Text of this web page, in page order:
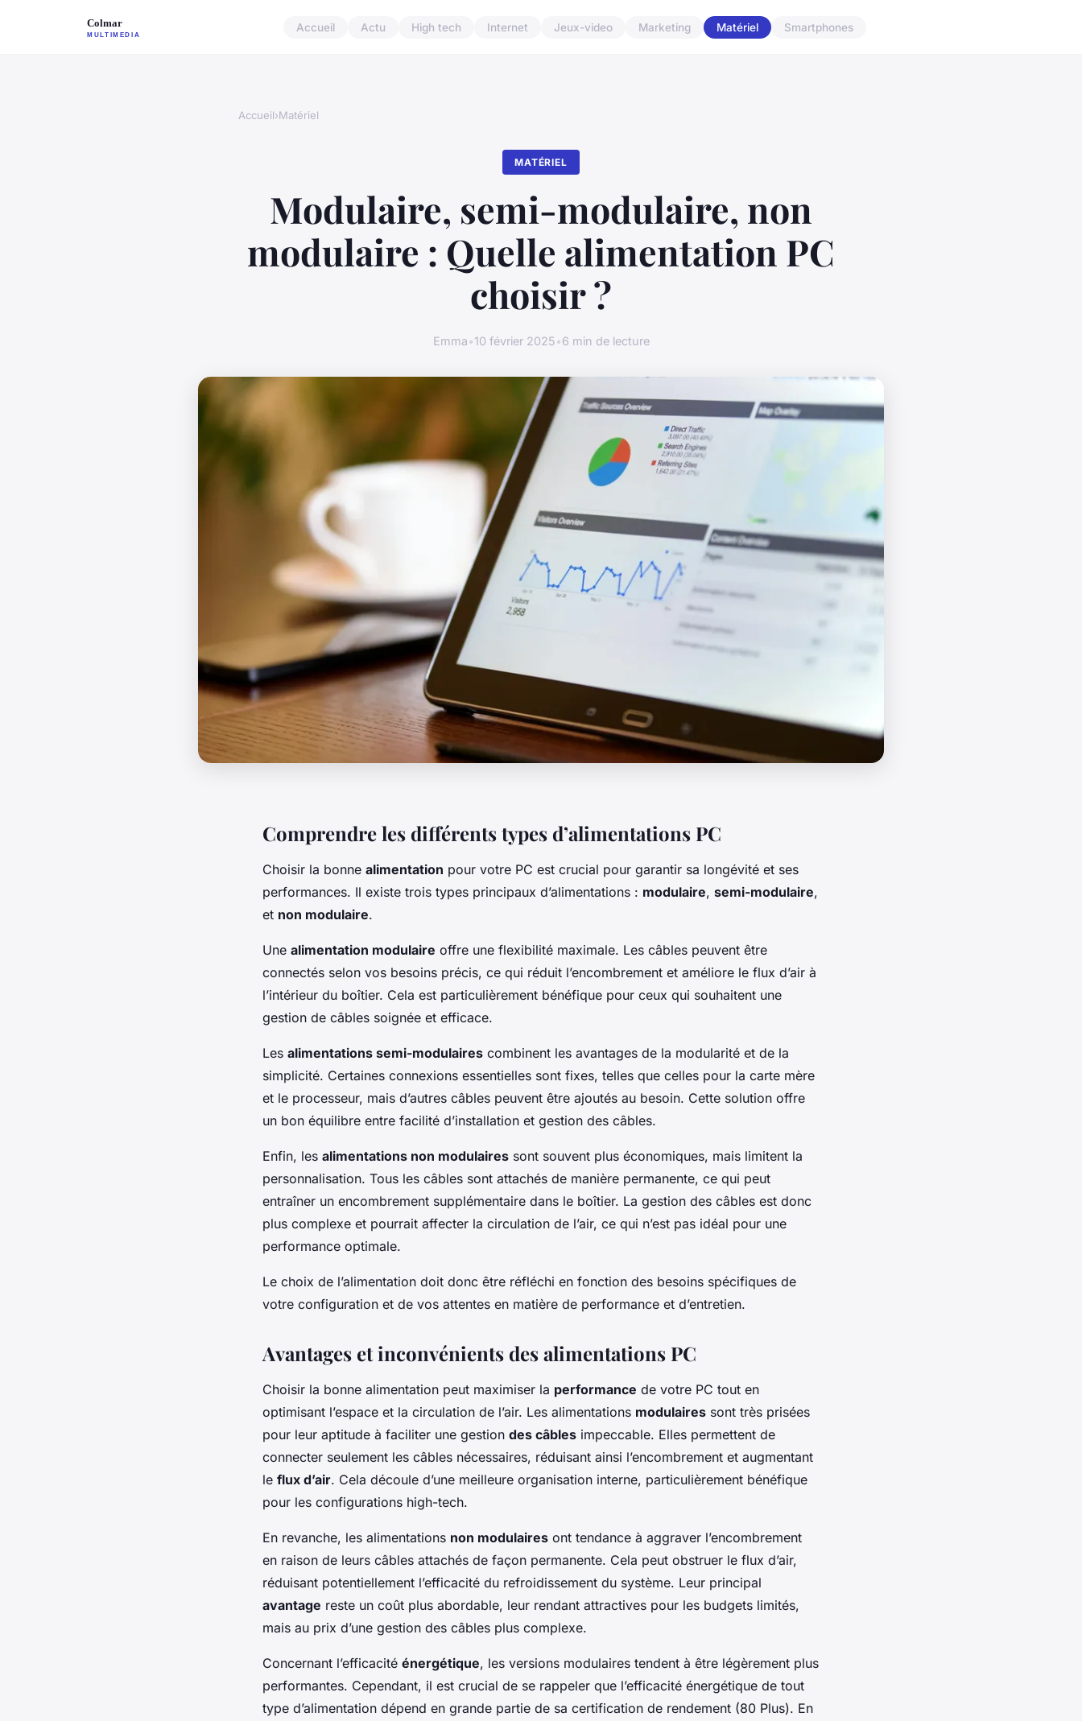
Accueil Actu High tech Internet Jeux-video Marketing Matériel Smartphones
Accueil›Matériel
MATÉRIEL
Modulaire, semi-modulaire, non
modulaire : Quelle alimentation PC
choisir ?
Emma•10 février 2025•6 min de lecture
Comprendre les différents types d’alimentations PC
Choisir la bonne alimentation pour votre PC est crucial pour garantir sa longévité et ses
performances. Il existe trois types principaux d’alimentations : modulaire, semi-modulaire,
et non modulaire.
Une alimentation modulaire offre une flexibilité maximale. Les câbles peuvent être
connectés selon vos besoins précis, ce qui réduit l’encombrement et améliore le flux d’air à
l’intérieur du boîtier. Cela est particulièrement bénéfique pour ceux qui souhaitent une
gestion de câbles soignée et efficace.
Les alimentations semi-modulaires combinent les avantages de la modularité et de la
simplicité. Certaines connexions essentielles sont fixes, telles que celles pour la carte mère
et le processeur, mais d’autres câbles peuvent être ajoutés au besoin. Cette solution offre
un bon équilibre entre facilité d’installation et gestion des câbles.
Enfin, les alimentations non modulaires sont souvent plus économiques, mais limitent la
personnalisation. Tous les câbles sont attachés de manière permanente, ce qui peut
entraîner un encombrement supplémentaire dans le boîtier. La gestion des câbles est donc
plus complexe et pourrait affecter la circulation de l’air, ce qui n’est pas idéal pour une
performance optimale.
Le choix de l’alimentation doit donc être réfléchi en fonction des besoins spécifiques de
votre configuration et de vos attentes en matière de performance et d’entretien.
Avantages et inconvénients des alimentations PC
Choisir la bonne alimentation peut maximiser la performance de votre PC tout en
optimisant l’espace et la circulation de l’air. Les alimentations modulaires sont très prisées
pour leur aptitude à faciliter une gestion des câbles impeccable. Elles permettent de
connecter seulement les câbles nécessaires, réduisant ainsi l’encombrement et augmentant
le flux d’air. Cela découle d’une meilleure organisation interne, particulièrement bénéfique
pour les configurations high-tech.
En revanche, les alimentations non modulaires ont tendance à aggraver l’encombrement
en raison de leurs câbles attachés de façon permanente. Cela peut obstruer le flux d’air,
réduisant potentiellement l’efficacité du refroidissement du système. Leur principal
avantage reste un coût plus abordable, leur rendant attractives pour les budgets limités,
mais au prix d’une gestion des câbles plus complexe.
Concernant l’efficacité énergétique, les versions modulaires tendent à être légèrement plus
performantes. Cependant, il est crucial de se rappeler que l’efficacité énergétique de tout
type d’alimentation dépend en grande partie de sa certification de rendement (80 Plus). En